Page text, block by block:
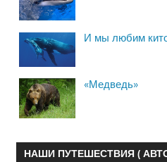
И мы любим
«Медведь»
НАШИ ПУТЕШЕСТВИЯ (